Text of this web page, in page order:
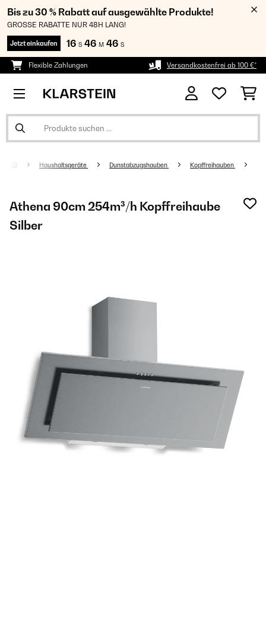
Bis zu 30 % Rabatt auf ausgewählte Produkte!
GROSSE RABATTE NUR 48H LANG!
Jetzt einkaufen 16 S 46 M 46 S
Flexible Zahlungen Versandkostenfrei ab 100 €*
Haushaltsgeräte Dunstabzugshauben Kopffreihauben
Athena 90cm 254m³/h Kopffreihaube
Silber